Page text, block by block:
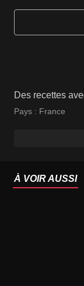
Des recettes
Pays : France
À VOIR AUSSI